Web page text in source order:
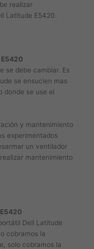
realizar
Latitude E5420.
se debe cambiar. Es
se ensucien mas
donde se use el
y mantenimiento
experimentados
un ventilador
mantenimiento
Dell Latitude
cobramos la
solo cobramos la